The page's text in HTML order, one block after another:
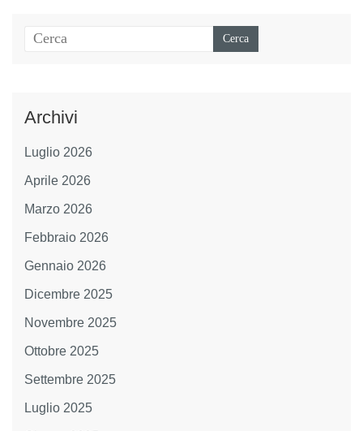
Archivi
Luglio 2026
Aprile 2026
Marzo 2026
Febbraio 2026
Gennaio 2026
Dicembre 2025
Novembre 2025
Ottobre 2025
Settembre 2025
Luglio 2025